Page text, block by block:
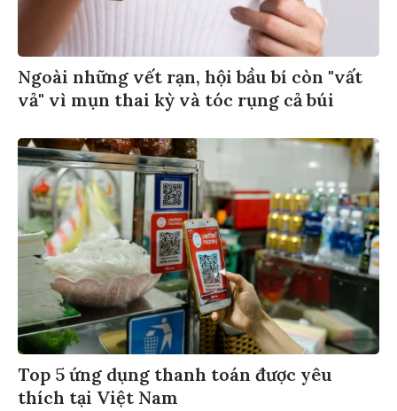
Ngoài những vết rạn, hội bầu bí còn "vất
vả" vì mụn thai kỳ và tóc rụng cả búi
Top 5 ứng dụng thanh toán được yêu
thích tại Việt Nam